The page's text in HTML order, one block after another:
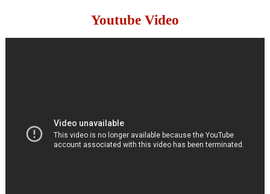
Youtube Video